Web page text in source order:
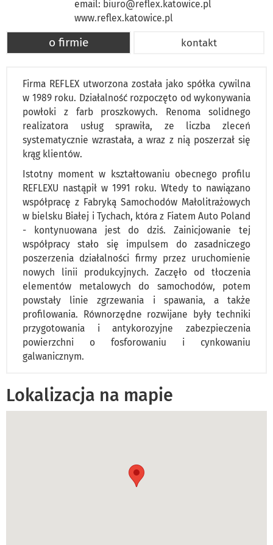
email: biuro@reflex.katowice.pl
www.reflex.katowice.pl
o firmie kontakt
Firma REFLEX utworzona została jako spółka cywilna
w 1989 roku. Działalność rozpoczęto od wykonywania
powłoki z farb proszkowych. Renoma solidnego
realizatora usług sprawiła, ze liczba zleceń
systematycznie wzrastała, a wraz z nią poszerzał się
krąg klientów.
Istotny moment w kształtowaniu obecnego profilu
REFLEXU nastąpił w 1991 roku. Wtedy to nawiązano
współpracę z Fabryką Samochodów Małolitrażowych
w bielsku Białej i Tychach, która z Fiatem Auto Poland
- kontynuowana jest do dziś. Zainicjowanie tej
współpracy stało się impulsem do zasadniczego
poszerzenia działalności firmy przez uruchomienie
nowych linii produkcyjnych. Zaczęło od tłoczenia
elementów metalowych do samochodów, potem
powstały linie zgrzewania i spawania, a także
profilowania. Równorzędne rozwijane były techniki
przygotowania i antykorozyjne zabezpieczenia
powierzchni o fosforowaniu i cynkowaniu
galwanicznym.
Lokalizacja na mapie